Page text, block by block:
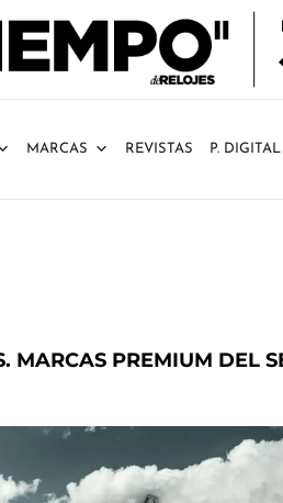
MARCAS REVISTAS P. DIGITAL
MARCAS PREMIUM DEL